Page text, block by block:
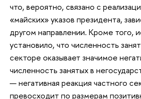
что, вероятно, связано с
«майских» указов президента,
другом направлении. Кроме того,
установило, что численность
секторе оказывает значимое
численность занятых в
— негативная реакция частного
превосходит по размерам